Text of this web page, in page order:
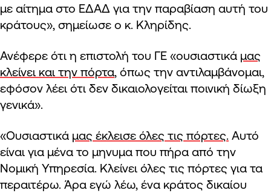
με αίτημα στο ΕΔΑΔ για την παραβίαση αυτή του
κράτους», σημείωσε ο κ. Κληρίδης.
Ανέφερε ότι η επιστολή του ΓΕ «ουσιαστικά μας
κλείνει και την πόρτα, όπως την αντιλαμβάνομαι,
εφόσον λέει ότι δεν δικαιολογείται ποινική δίωξη
γενικά».
«Ουσιαστικά μας έκλεισε όλες τις πόρτες. Αυτό
είναι για μένα το μηνυμα που πήρα από την
Νομική Υπηρεσία. Κλείνει όλες τις πόρτες για τα
περαιτέρω. Άρα εγώ λέω, ένα κράτος δικαίου